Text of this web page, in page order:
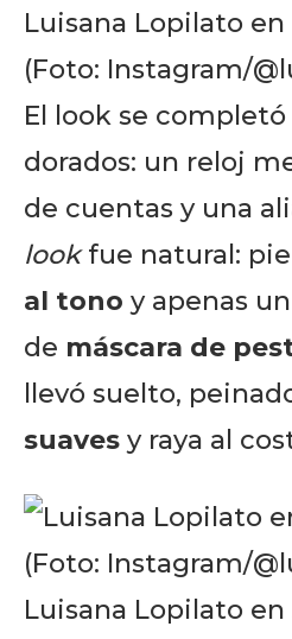
Luisana Lopilato en
(Foto: Instagram/
El look se
dorados: un reloj
de cuentas y una
lookfue natural:
al tono y apenas
de máscara de
llevó suelto,
suaves y raya al
Luisana Lopilato